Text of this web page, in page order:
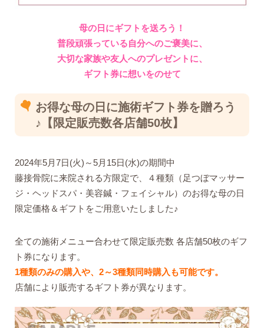
母の日にギフトを送ろう！
普段頑張っている自分へのご褒美に、
大切な家族や友人へのプレゼントに、
ギフト券に想いをのせて
お得な母の日に施術ギフト券を贈ろう
♪【限定販売数各店舗50枚】
2024年5月7日(火)～5月15日(水)の期間中
藤接骨院に来院される方限定で、４種類（足つぼマッサー
ジ・ヘッドスパ・美容鍼・フェイシャル）のお得な母の日
限定価格＆ギフトをご用意いたしました♪
全ての施術メニュー合わせて限定販売数 各店舗50枚のギフ
ト券になります。
1種類のみの購入や、2～3種類同時購入も可能です。
店舗により販売するギフト券が異なります。